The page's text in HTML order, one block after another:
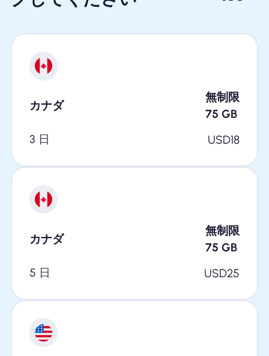
カナダ
無制限
75 GB
3 日
USD18
カナダ
無制限
75 GB
5 日
USD25